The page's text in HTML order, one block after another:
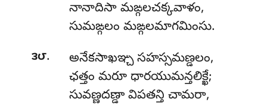
నానాదిసా మఙ్గలచక్కవాళం,
సుమఙ్గలం మఙ్గలమాగమింసు.
౩౮.
అనేకసాఖఞ్చ సహస్సమణ్డలం,
ఛత్తం మరూ ధారయుమన్తలిక్ఖే;
సువణ్ణదణ్డా విపతన్తి చామరా,